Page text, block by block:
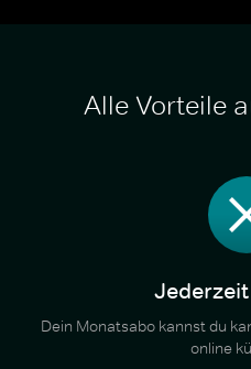
Alle Vorteile
Dein Monatsabo kannst du
online